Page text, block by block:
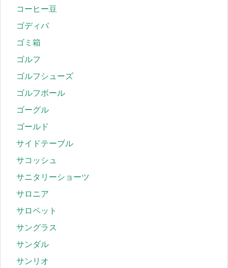
コーヒー豆
ゴディバ
ゴミ箱
ゴルフ
ゴルフシューズ
ゴルフボール
ゴーグル
ゴールド
サイドテーブル
サコッシュ
サニタリーショーツ
サロニア
サロペット
サングラス
サンダル
サンリオ